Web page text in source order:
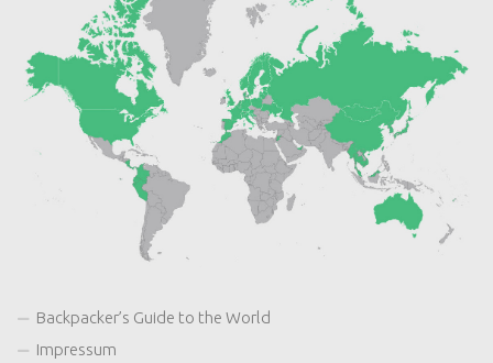
Backpacker’s Guide to the World
Impressum